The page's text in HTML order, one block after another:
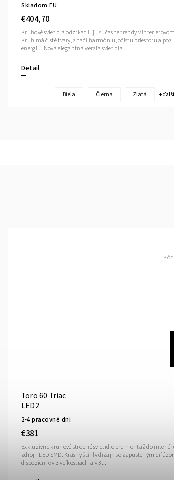
Skladom EU
€404,70
Detail
Kruhové svietidlá odzrkadľujú súčasné trendy v
Kruh má čisté tvary, značí harmóniu, očistu priestoru a
energiu. Nová elegantná verzia svietidla...
Biela Čierna Zlatá +
Toro 60 Triac
LED2
2-4 pracovné dni
€381
Exkluzívne kruhové stropné svietidlo pre montáž do
zdroj - LED SMD. Krásny štíhly dizajn so zapusteným
dispozícii je v 3 veľkostiach a v 3...